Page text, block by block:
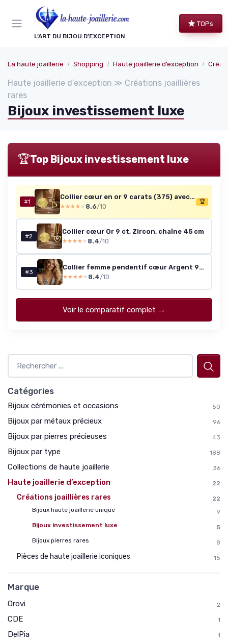
L’ART DU BIJOU D’EXCEPTION
TOPs
La haute joaillerie Shopping Haute joaillerie d’exception
Haute joaillerie d’exception ≫ Créations joaillières
rares
Bijoux investissement luxe
🏆Top Bijoux investissement luxe
#1
Collier cœur en or 9 carats (375) avec zircon et chaîne 45 cm
★★★★★
★★★★★ 8.6/10
🏆
#2
Collier cœur Or 9 ct, Zircon, chaîne 45 cm
★★★★★
★★★★★ 8.4/10
#3
Collier femme pendentif cœur Argent 925 plaqué or 18K - Moissanite 2.0ct
★★★★★
★★★★★ 8.4/10
Voir le comparatif complet →
Catégories
Bijoux cérémonies et occasions 50
Bijoux par métaux précieux 96
Bijoux par pierres précieuses 43
Bijoux par type 188
Collections de haute joaillerie 36
Haute joaillerie d’exception 22
Créations joaillières rares
22
Bijoux haute joaillerie unique
9
Bijoux investissement luxe
5
Bijoux pierres rares
8
Pièces de haute joaillerie iconiques 15
Marque
Orovi 2
CDE 1
DelPia 1
Panneau de gestion des cookies